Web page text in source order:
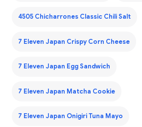
4505 Chicharrones Classic Chili Salt
7 Eleven Japan Crispy Corn Cheese
7 Eleven Japan Egg Sandwich
7 Eleven Japan Matcha Cookie
7 Eleven Japan Onigiri Tuna Mayo